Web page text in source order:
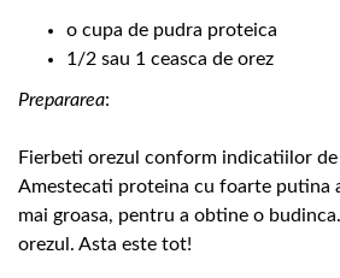
o cupa de pudra proteica
1/2 sau 1 ceasca de orez
Prepararea:
Fierbeti orezul conform indicatiilor de
Amestecati proteina cu foarte putina
mai groasa, pentru a obtine o
orezul. Asta este tot!